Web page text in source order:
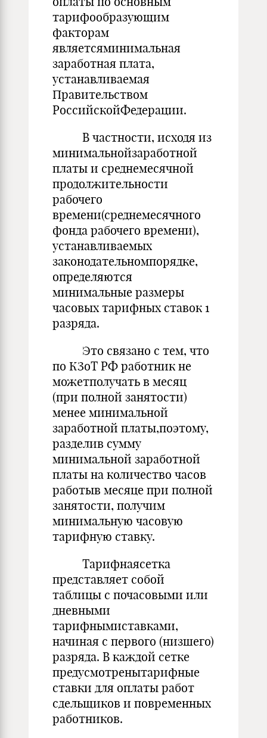
тарифообразующим
факторам
являетсяминимальная
заработная плата,
устанавливаемая
Правительством
РоссийскойФедерации.
В частности, исходя из
минимальнойзаработной
платы и среднемесячной
продолжительности
рабочего
времени(среднемесячного
фонда рабочего времени),
устанавливаемых
законодательномпорядке,
определяются
минимальные размеры
часовых тарифных ставок 1
разряда.
Это связано с тем, что
по КЗоТ РФ работник не
можетполучать в месяц
(при полной занятости)
менее минимальной
заработной платы,поэтому,
разделив сумму
минимальной заработной
платы на количество часов
работыв месяце при полной
занятости, получим
минимальную часовую
тарифную ставку.
Тарифнаясетка
представляет собой
таблицы с почасовыми или
дневными
тарифнымиставками,
начиная с первого (низшего)
разряда. В каждой сетке
предусмотренытарифные
ставки для оплаты работ
сдельщиков и повременных
работников.